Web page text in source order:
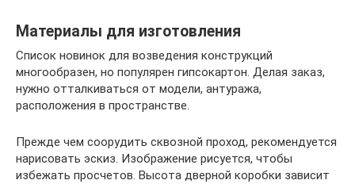
Материалы для изготовления
Список новинок для возведения конструкций
многообразен, но популярен гипсокартон. Делая заказ,
нужно отталкиваться от модели, антуража,
расположения в пространстве.
Прежде чем соорудить сквозной проход, рекомендуется
нарисовать эскиз. Изображение рисуется, чтобы
избежать просчетов. Высота дверной коробки зависит